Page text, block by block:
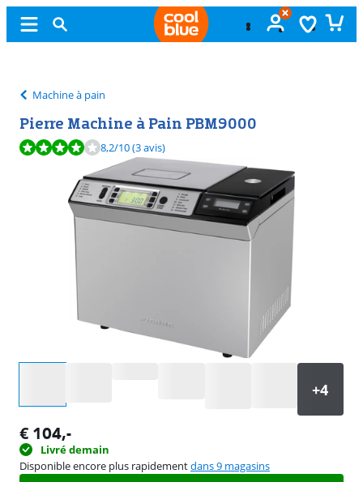
Machine à pain
Pierre Machine à Pain PBM9000
La note est de 8,2 sur 10, basée sur 3 avis.
8,2/10(3 avis)
€ 104,-
Livré demain
Disponible encore plus rapidementdans 9 magasins